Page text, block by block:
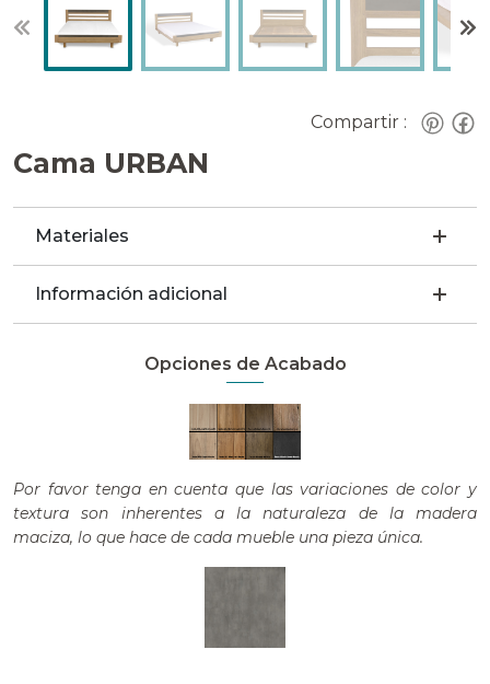
Compartir :
Cama URBAN
Materiales
Información adicional
Opciones de Acabado
Por favor tenga en cuenta que las variaciones de color y
textura son inherentes a la naturaleza de la madera
maciza, lo que hace de cada mueble una pieza única.